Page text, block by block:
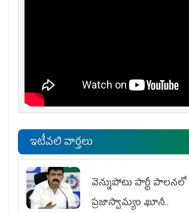
ఇటీవలి వార్తలు
వెన్నుపోటు పార్టీ పాలనలో
ప్రజాస్వామ్యం ఖూనీ..